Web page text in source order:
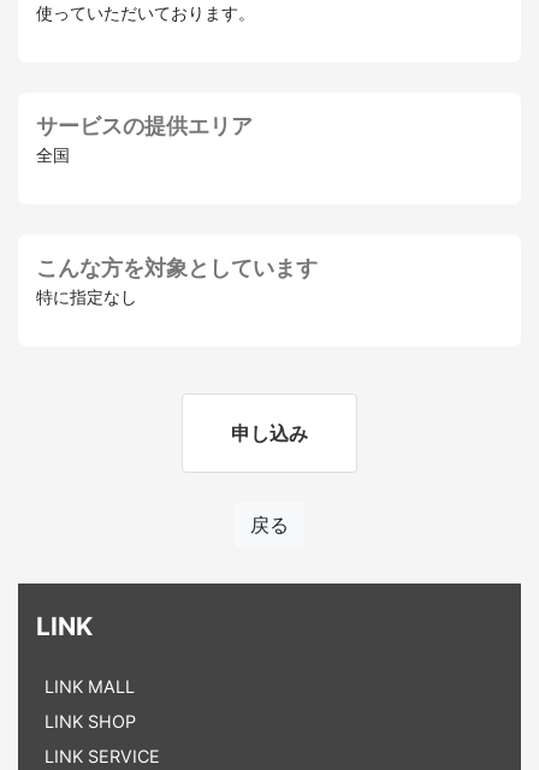
使っていただいております。
サービスの提供エリア
全国
こんな方を対象としています
特に指定なし
申し込み
戻る
LINK
LINK MALL
LINK SHOP
LINK SERVICE